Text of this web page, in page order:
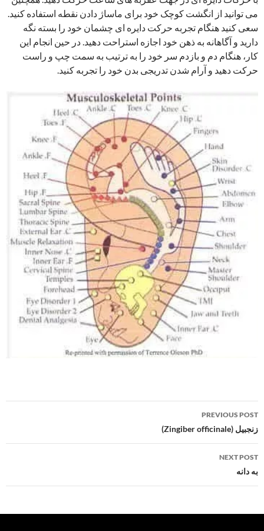
می توانید از انگشت کوچک خود برای ماساژ دادن نقطه استفاده کنید.
سعی کنید هنگام تجربه حرکت دایره ای چشمان خود را بسته نگه
دارید و آگاهانه به ذهن خود اجازه استراحت دهید. در حین انجام این
کار، هنگام دم و بازدم سر خود را به ترتیب به سمت چپ و راست
حرکت دهید و آرام شدن تدریجی بدن خود را تجربه کنید.
Post
navigation
PREVIOUS POST
زنجبیل (Zingiber officinale)
NEXT POST
به دانه